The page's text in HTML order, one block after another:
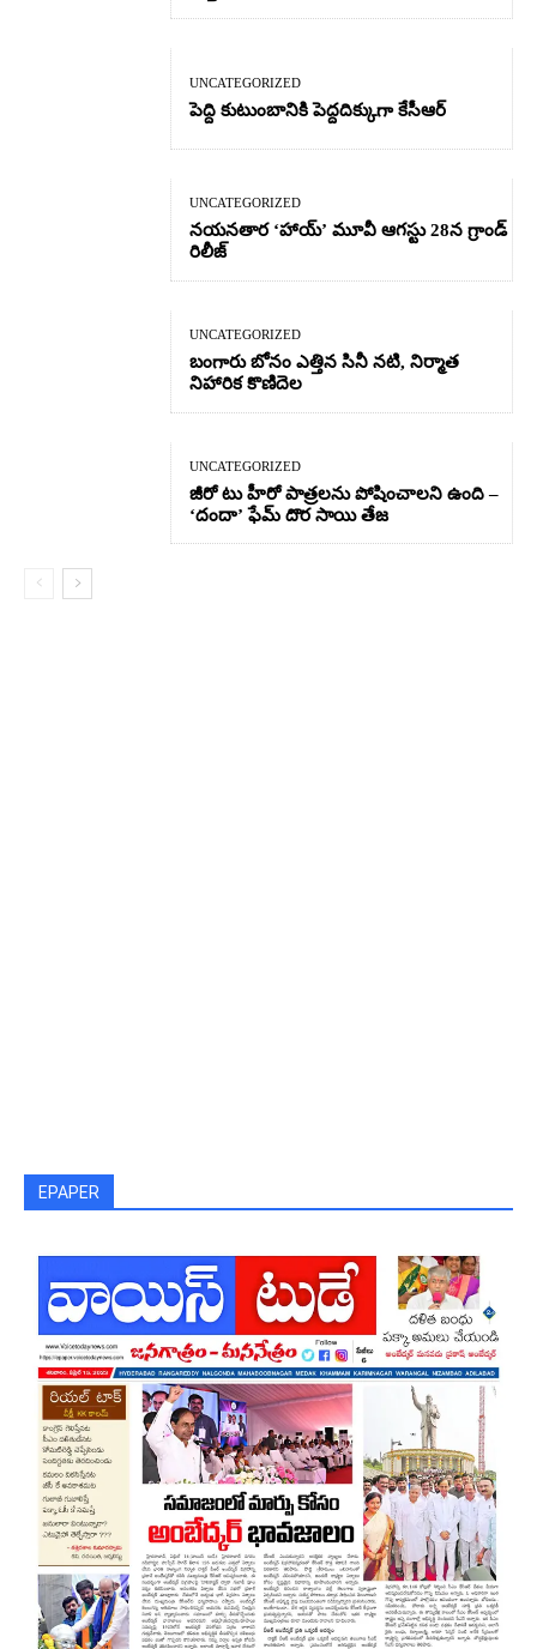
UNCATEGORIZED
పెద్ది కుటుంబానికి పెద్దదిక్కుగా కేసీఆర్
UNCATEGORIZED
నయనతార ‘హాయ్’ మూవీ ఆగస్టు 28న గ్రాండ్
రిలీజ్
UNCATEGORIZED
బంగారు బోనం ఎత్తిన సినీ నటి, నిర్మాత
నిహారిక కొణిదెల
UNCATEGORIZED
జీరో టు హీరో పాత్రలను పోషించాలని ఉంది –
‘దందా’ ఫేమ్ దొర సాయి తేజ
EPAPER